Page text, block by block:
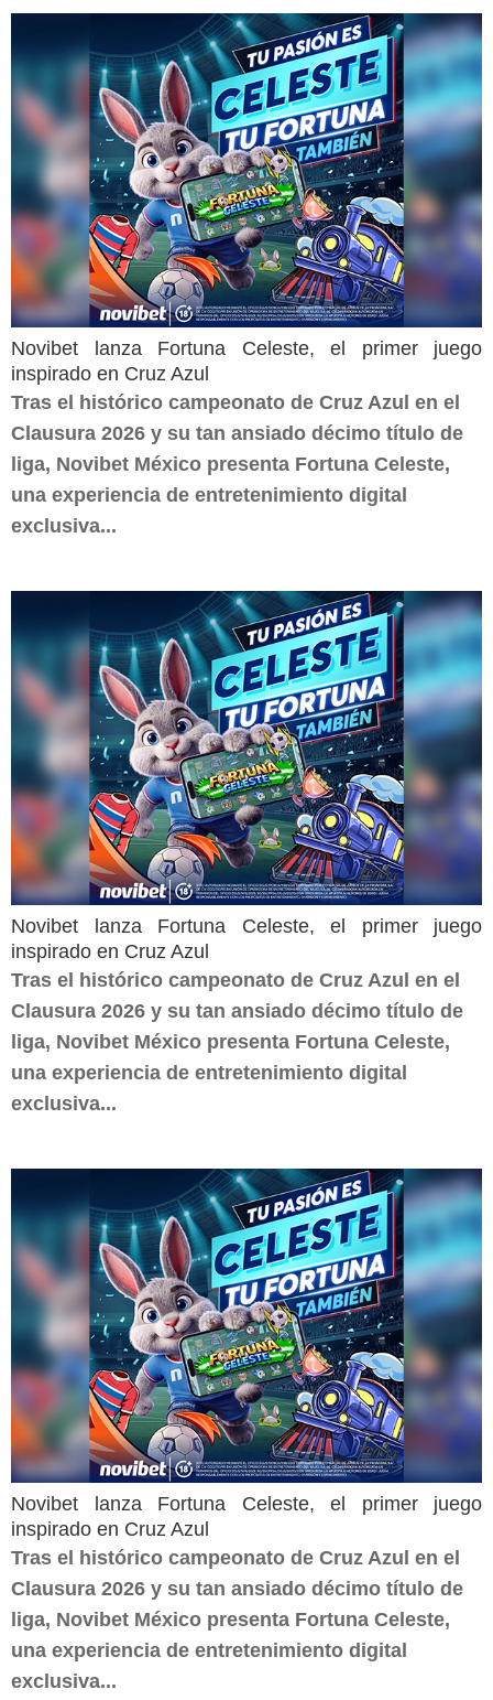
Novibet lanza Fortuna Celeste, el primer juego
inspirado en Cruz Azul
Tras el histórico campeonato de Cruz Azul en el
Clausura 2026 y su tan ansiado décimo título de
liga, Novibet México presenta Fortuna Celeste,
una experiencia de entretenimiento digital
exclusiva...
Novibet lanza Fortuna Celeste, el primer juego
inspirado en Cruz Azul
Tras el histórico campeonato de Cruz Azul en el
Clausura 2026 y su tan ansiado décimo título de
liga, Novibet México presenta Fortuna Celeste,
una experiencia de entretenimiento digital
exclusiva...
Novibet lanza Fortuna Celeste, el primer juego
inspirado en Cruz Azul
Tras el histórico campeonato de Cruz Azul en el
Clausura 2026 y su tan ansiado décimo título de
liga, Novibet México presenta Fortuna Celeste,
una experiencia de entretenimiento digital
exclusiva...